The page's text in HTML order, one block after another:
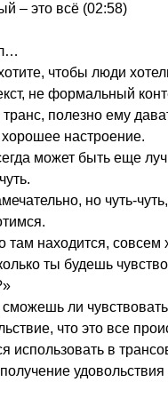
– это всё (02:58)
чтобы люди
не формальный
полезно ему
настроение.
может быть еще
но чуть-
там находится,
ты будешь
ли
что это все
использовать в